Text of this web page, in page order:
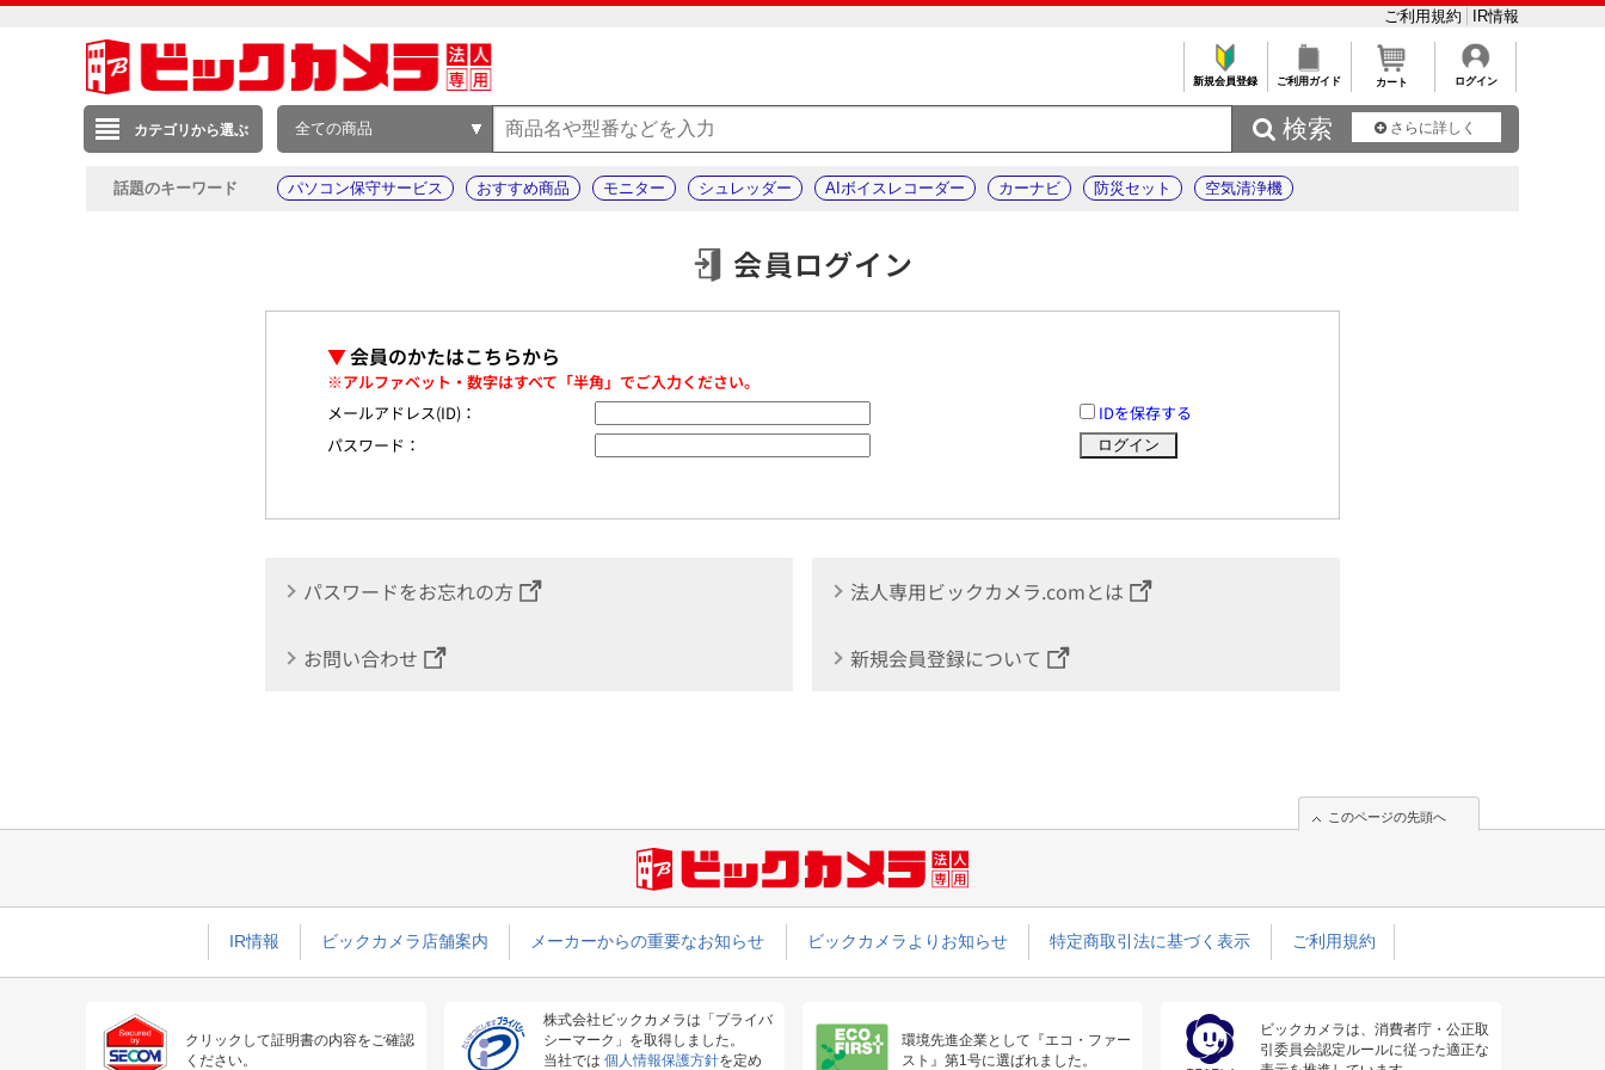
ご利用規約 IR情報
新規会員登録 ご利用ガイド カート ログイン
カテゴリから選ぶ 全ての商品  検索 さらに詳しく
話題のキーワード パソコン保守サービス おすすめ商品 モニター シュレッダー AIボイスレコーダー カーナビ 防災セット 空気清浄機
会員ログイン
▼会員のかたはこちらから
※アルファベット・数字はすべて「半角」でご入力ください。
メールアドレス(ID)：
IDを保存する
パスワード：
パスワードをお忘れの方 法人専用ビックカメラ.comとは
お問い合わせ 新規会員登録について
このページの先頭へ
IR情報 ビックカメラ店舗案内 メーカーからの重要なお知らせ ビックカメラよりお知らせ 特定商取引法に基づく表示 ご利用規約
クリックして証明書の内容をご確認
ください。
株式会社ビックカメラは「プライバ
シーマーク」を取得しました。
当社では 個人情報保護方針を定め
環境先進企業として『エコ・ファー
スト』第1号に選ばれました。
ビックカメラは、消費者庁・公正取
引委員会認定ルールに従った適正な